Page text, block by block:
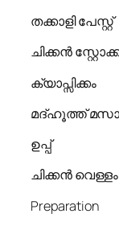
തക്കാളി പേസ്റ്റ്
ചിക്കൻ
ക്യാപ്സിക്കം
മദ്ഹൂത്ത്
ഉപ്പ്
ചിക്കൻ വെള്ളം
Preparation